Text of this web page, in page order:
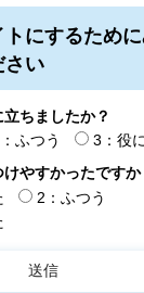
にするため
さい
ちましたか？
ふつう
3：役
やすかったですか
2：ふつう